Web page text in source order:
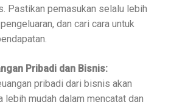
Pastikan pemasukan selalu lebih
dan cari cara untuk
Pribadi dan Bisnis:
pribadi dari bisnis akan
lebih mudah dalam mencatat dan